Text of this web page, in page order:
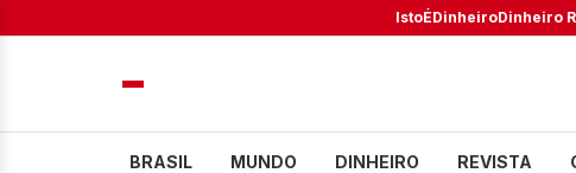
IstoÉDinheiroDinheiro
BRASIL MUNDO DINHEIRO REVISTA